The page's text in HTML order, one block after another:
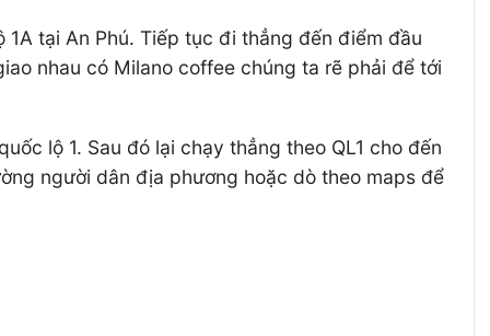
tại An Phú. Tiếp tục đi thẳng đến điểm đầu
nhau có Milano coffee chúng ta rẽ phải để tới
lộ 1. Sau đó lại chạy thẳng theo QL1 cho đến
người dân địa phương hoặc dò theo maps để